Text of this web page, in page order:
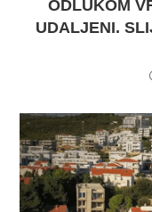
ODLUKOM
UDALJENI.